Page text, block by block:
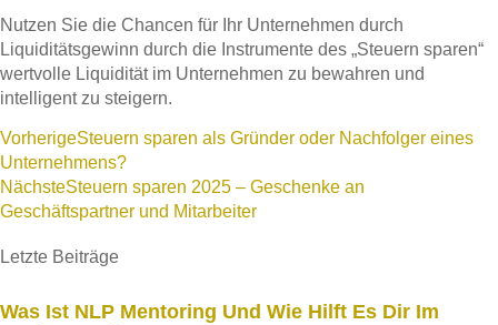
Nutzen Sie die Chancen für Ihr Unternehmen durch
Liquiditätsgewinn durch die Instrumente des „Steuern sparen“
wertvolle Liquidität im Unternehmen zu bewahren und
intelligent zu steigern.
VorherigeSteuern sparen als Gründer oder Nachfolger eines
Unternehmens?
NächsteSteuern sparen 2025 – Geschenke an
Geschäftspartner und Mitarbeiter
Letzte Beiträge
Was Ist NLP Mentoring Und Wie Hilft Es Dir Im